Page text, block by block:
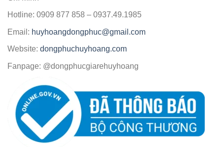
Hotline: 0909 877 858 – 0937.49.1985
Email: huyhoangdongphuc@gmail.com
Website: dongphuchuyhoang.com
Fanpage: @dongphucgiarehuyhoang